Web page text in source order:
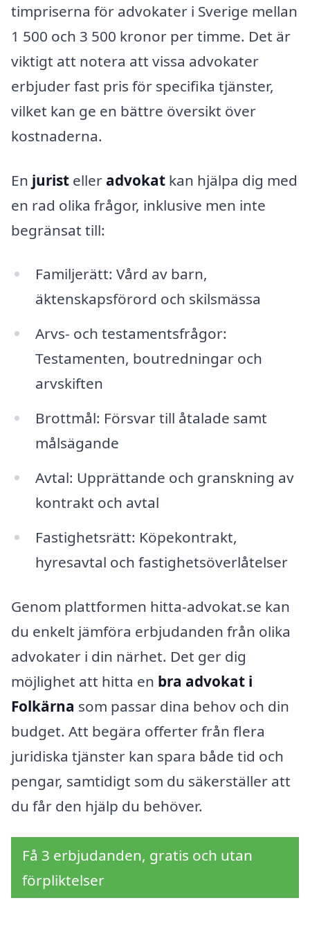
timpriserna för advokater i Sverige mellan
1 500 och 3 500 kronor per timme. Det är
viktigt att notera att vissa advokater
erbjuder fast pris för specifika tjänster,
vilket kan ge en bättre översikt över
kostnaderna.
En jurist eller advokat kan hjälpa dig med
en rad olika frågor, inklusive men inte
begränsat till:
Familjerätt: Vård av barn,
äktenskapsförord och skilsmässa
Arvs- och testamentsfrågor:
Testamenten, boutredningar och
arvskiften
Brottmål: Försvar till åtalade samt
målsägande
Avtal: Upprättande och granskning av
kontrakt och avtal
Fastighetsrätt: Köpekontrakt,
hyresavtal och fastighetsöverlåtelser
Genom plattformen hitta-advokat.se kan
du enkelt jämföra erbjudanden från olika
advokater i din närhet. Det ger dig
möjlighet att hitta en bra advokat i
Folkärna som passar dina behov och din
budget. Att begära offerter från flera
juridiska tjänster kan spara både tid och
pengar, samtidigt som du säkerställer att
du får den hjälp du behöver.
Få 3 erbjudanden, gratis och utan
förpliktelser